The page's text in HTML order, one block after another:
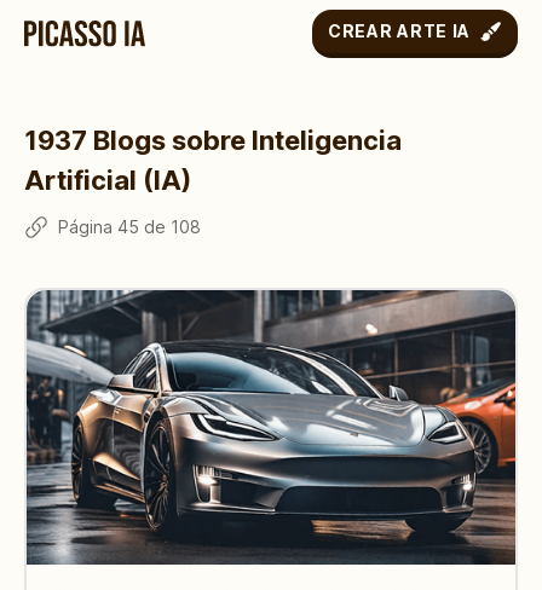
CREAR ARTE IA
1937 Blogs sobre Inteligencia
Artificial (IA)
Página 45 de 108